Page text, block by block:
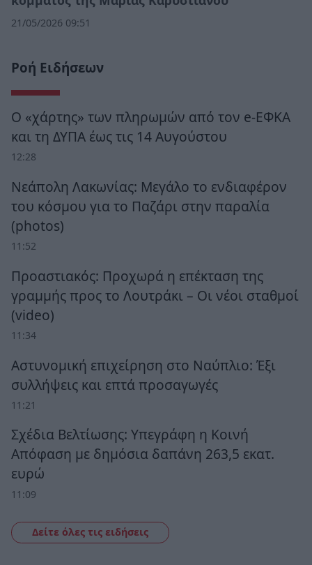
21/05/2026 09:51
Ροή Ειδήσεων
Ο «χάρτης» των πληρωμών από τον e-ΕΦΚΑ
και τη ΔΥΠΑ έως τις 14 Αυγούστου
12:28
Νεάπολη Λακωνίας: Μεγάλο το ενδιαφέρον
του κόσμου για το Παζάρι στην παραλία
(photos)
11:52
Προαστιακός: Προχωρά η επέκταση της
γραμμής προς το Λουτράκι – Οι νέοι σταθμοί
(video)
11:34
Αστυνομική επιχείρηση στο Ναύπλιο: Έξι
συλλήψεις και επτά προσαγωγές
11:21
Σχέδια Βελτίωσης: Υπεγράφη η Κοινή
Απόφαση με δημόσια δαπάνη 263,5 εκατ.
ευρώ
11:09
Δείτε όλες τις ειδήσεις